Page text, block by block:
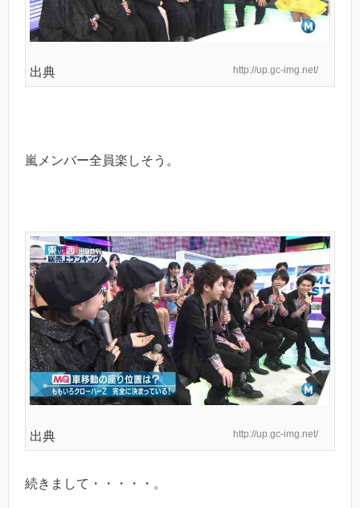
出典 http://up.gc-img.net/
嵐メンバー全員楽しそう。
出典 http://up.gc-img.net/
続きまして・・・・・。